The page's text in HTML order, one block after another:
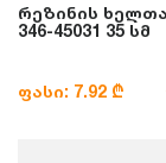
რეზინის
346-45031 35 სმ
ფასი: 7.92 ₾